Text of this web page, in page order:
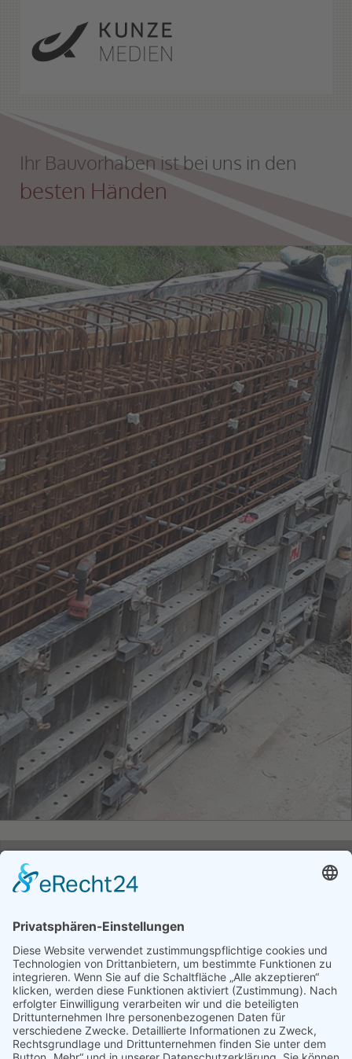
Ihr Bauvorhaben ist bei uns in den
besten Händen
STW
Strassen-,Tief und
OT Eliasbrunn Nr. 69
07368 Remptendorf
Thüringen
Tel.:036651 666-0
Fax:036651 666-66